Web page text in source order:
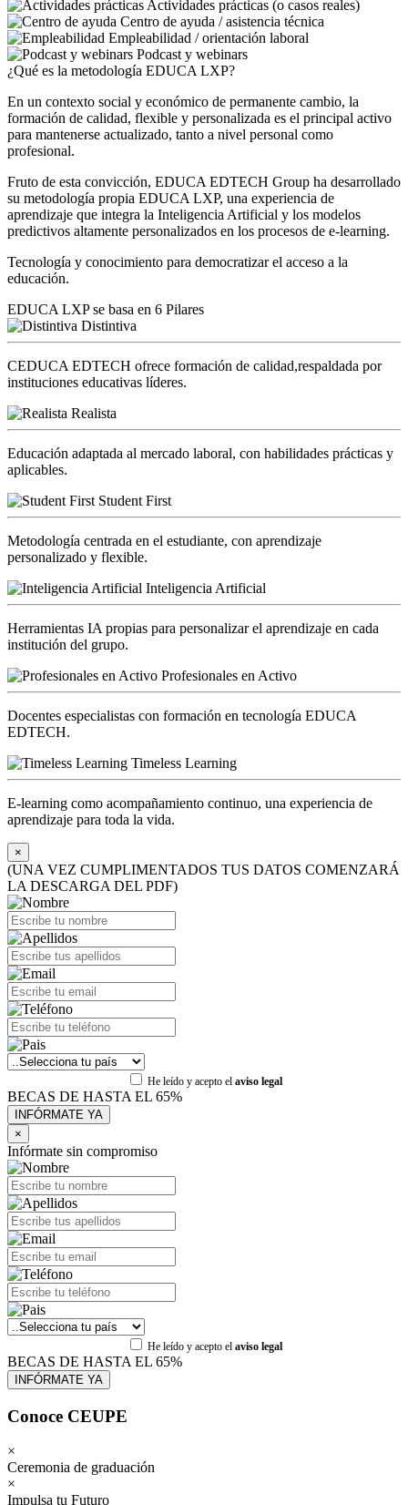
Actividades prácticas (o casos reales)
Centro de ayuda / asistencia técnica
Empleabilidad / orientación laboral
Podcast y webinars
¿Qué es la metodología EDUCA LXP?
En un contexto social y económico de permanente cambio, la
formación de calidad, flexible y personalizada es el principal activo
para mantenerse actualizado, tanto a nivel personal como
profesional.
Fruto de esta convicción, EDUCA EDTECH Group ha desarrollado
su metodología propia EDUCA LXP, una experiencia de
aprendizaje que integra la Inteligencia Artificial y los modelos
predictivos altamente personalizados en los procesos de e-learning.
Tecnología y conocimiento para democratizar el acceso a la
educación.
EDUCA LXP se basa en 6 Pilares
Distintiva
CEDUCA EDTECH ofrece formación de calidad,respaldada por
instituciones educativas líderes.
Realista
Educación adaptada al mercado laboral, con habilidades prácticas y
aplicables.
Student First
Metodología centrada en el estudiante, con aprendizaje
personalizado y flexible.
Inteligencia Artificial
Herramientas IA propias para personalizar el aprendizaje en cada
institución del grupo.
Profesionales en Activo
Docentes especialistas con formación en tecnología EDUCA
EDTECH.
Timeless Learning
E-learning como acompañamiento continuo, una experiencia de
aprendizaje para toda la vida.
×
(UNA VEZ CUMPLIMENTADOS TUS DATOS COMENZARÁ
LA DESCARGA DEL PDF)
He leído y acepto el aviso legal
BECAS DE HASTA EL 65%
×
Infórmate sin compromiso
He leído y acepto el aviso legal
BECAS DE HASTA EL 65%
Conoce CEUPE
×
Ceremonia de graduación
×
Impulsa tu Futuro